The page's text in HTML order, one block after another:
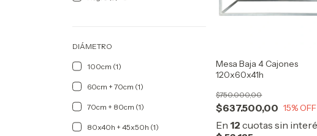
DIÁMETRO
100cm (1)
60cm + 70cm (1)
70cm + 80cm (1)
80x40h + 45x50h (1)
Mesa Baja 4 Cajones
120x60x41h
$637.500,00
$750.000,00
15% OFF